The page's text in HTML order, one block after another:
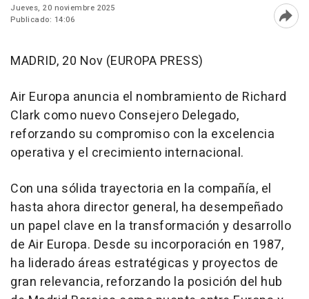
Jueves, 20 noviembre 2025
Publicado: 14:06
MADRID, 20 Nov (EUROPA PRESS)
Air Europa anuncia el nombramiento de Richard
Clark como nuevo Consejero Delegado,
reforzando su compromiso con la excelencia
operativa y el crecimiento internacional.
Con una sólida trayectoria en la compañía, el
hasta ahora director general, ha desempeñado
un papel clave en la transformación y desarrollo
de Air Europa. Desde su incorporación en 1987,
ha liderado áreas estratégicas y proyectos de
gran relevancia, reforzando la posición del hub